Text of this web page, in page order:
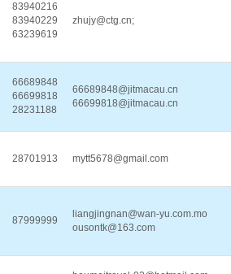
83940216
83940229
63239619
zhujy@ctg.cn;
66689848
66699818
28231188
66689848@jitmacau.cn
66699818@jitmacau.cn
28701913 mytt5678@gmail.com
87999999
liangjingnan@wan-yu.com.mo
ousontk@163.com